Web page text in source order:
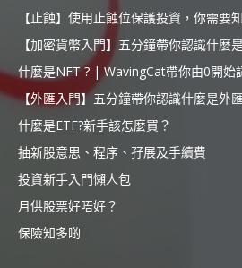
【止蝕】使用止蝕位保護投資，你需要
【加密貨幣入門】五分鐘帶你認識什
什麼是NFT ? | WavingCat帶你由0開始
【外匯入門】五分鐘帶你認識什麼是外
什麼是ETF?新手該怎麼買？
抽新股意思、程序、孖展及手續費
投資新手入門懶人包
月供股票好唔好？
保險知多啲